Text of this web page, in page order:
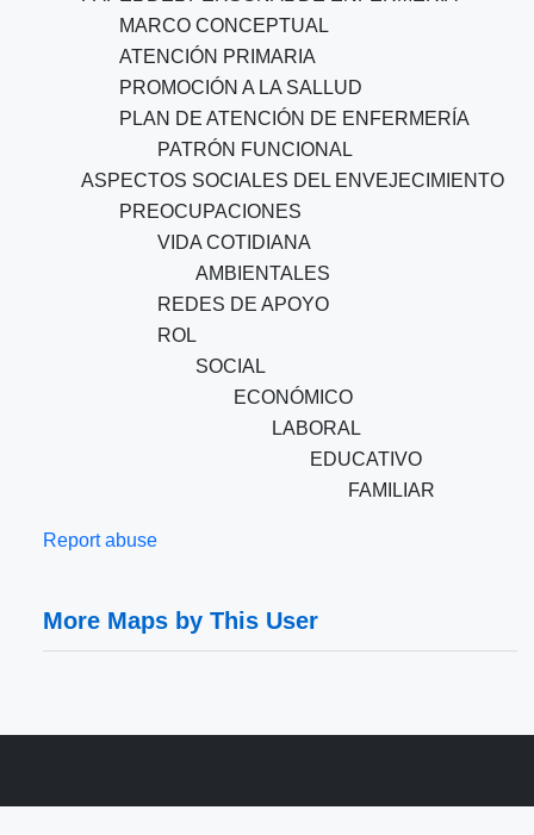
MARCO CONCEPTUAL
ATENCIÓN PRIMARIA
PROMOCIÓN A LA SALLUD
PLAN DE ATENCIÓN DE ENFERMERÍA
PATRÓN FUNCIONAL
ASPECTOS SOCIALES DEL ENVEJECIMIENTO
PREOCUPACIONES
VIDA COTIDIANA
AMBIENTALES
REDES DE APOYO
ROL
SOCIAL
ECONÓMICO
LABORAL
EDUCATIVO
FAMILIAR
Report abuse
More Maps by This User